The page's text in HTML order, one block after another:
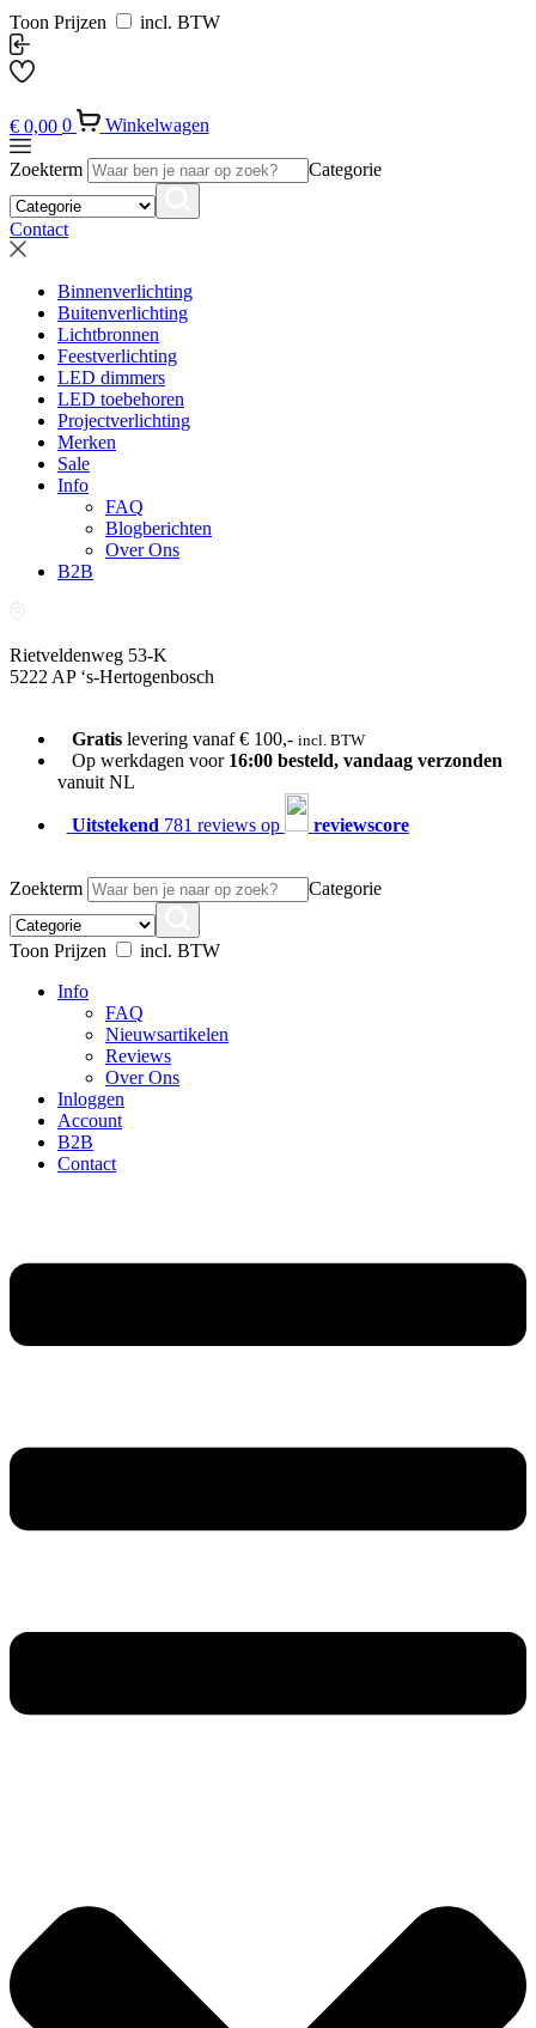
Toon Prijzen incl. BTW
€ 0,00 0 Winkelwagen
Zoekterm Categorie
Contact
Binnenverlichting
Buitenverlichting
Lichtbronnen
Feestverlichting
LED dimmers
LED toebehoren
Projectverlichting
Merken
Sale
Info
FAQ
Blogberichten
Over Ons
B2B
Rietveldenweg 53-K
5222 AP ‘s-Hertogenbosch
Gratislevering vanaf € 100,- incl. BTW
Op werkdagen voor 16:00 besteld, vandaag verzonden
vanuit NL
Uitstekend 781 reviews op reviewscore
Zoekterm Categorie
Toon Prijzen
incl. BTW
Info
FAQ
Nieuwsartikelen
Reviews
Over Ons
Inloggen
Account
B2B
Contact